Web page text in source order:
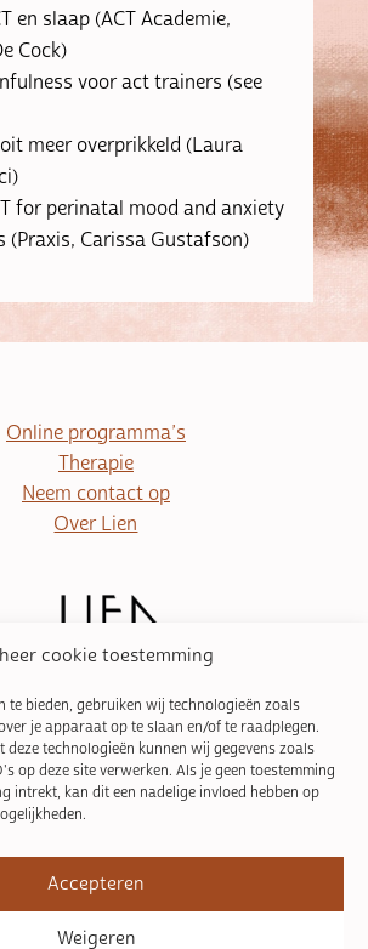
cookie toestemming
te bieden, gebruiken wij technologieën zoals
je apparaat op te slaan en/of te raadplegen.
deze technologieën kunnen wij gegevens zoals
op deze site verwerken. Als je geen toestemming
intrekt, kan dit een nadelige invloed hebben op
Accepteren
Weigeren
en slaap (ACT Academie,
Cock)
voor act trainers (see
meer overprikkeld (Laura
for perinatal mood and anxiety
(Praxis, Carissa Gustafson)
Online programma’s
Therapie
Neem contact op
Over Lien
mail@liensevens.be
0468 05 46 20
3990 Peer
BE0811730147